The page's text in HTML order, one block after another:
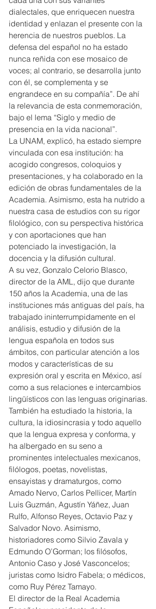
dialectales, que enriquecen nuestra
identidad y enlazan el presente con la
herencia de nuestros pueblos. La
defensa del español no ha estado
nunca reñida con ese mosaico de
voces; al contrario, se desarrolla junto
con él, se complementa y se
engrandece en su compañía”. De ahí
la relevancia de esta conmemoración,
bajo el lema “Siglo y medio de
presencia en la vida nacional”.
La UNAM, explicó, ha estado siempre
vinculada con esa institución: ha
acogido congresos, coloquios y
presentaciones, y ha colaborado en la
edición de obras fundamentales de la
Academia. Asimismo, esta ha nutrido a
nuestra casa de estudios con su rigor
filológico, con su perspectiva histórica
y con aportaciones que han
potenciado la investigación, la
docencia y la difusión cultural.
A su vez, Gonzalo Celorio Blasco,
director de la AML, dijo que durante
150 años la Academia, una de las
instituciones más antiguas del país, ha
trabajado ininterrumpidamente en el
análisis, estudio y difusión de la
lengua española en todos sus
ámbitos, con particular atención a los
modos y características de su
expresión oral y escrita en México, así
como a sus relaciones e intercambios
lingüísticos con las lenguas originarias.
También ha estudiado la historia, la
cultura, la idiosincrasia y todo aquello
que la lengua expresa y conforma, y
ha albergado en su seno a
prominentes intelectuales mexicanos,
filólogos, poetas, novelistas,
ensayistas y dramaturgos, como
Amado Nervo, Carlos Pellicer, Martín
Luis Guzmán, Agustín Yáñez, Juan
Rulfo, Alfonso Reyes, Octavio Paz y
Salvador Novo. Asimismo,
historiadores como Silvio Zavala y
Edmundo O’Gorman; los filósofos,
Antonio Caso y José Vasconcelos;
juristas como Isidro Fabela; o médicos,
como Ruy Pérez Tamayo.
El director de la Real Academia